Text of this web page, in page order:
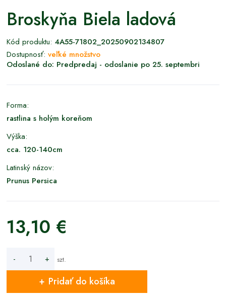
Broskyňa Biela ladová
Kód produktu: 4A55-71802_20250902134807
Dostupnosť: veľké množstvo
Odoslané do: Predpredaj - odoslanie po 25. septembri
Forma:
rastlina s holým koreňom
Výška:
cca. 120-140cm
Latinský názov:
Prunus Persica
13,10 €
- + szt.
Pridať do košíka